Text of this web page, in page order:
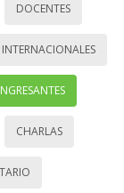
DOCENTES
CHARLAS